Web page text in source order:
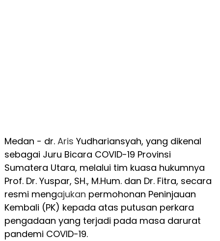
Medan - dr. Aris Yudhariansyah, yang dikenal
sebagai Juru Bicara COVID-19 Provinsi
Sumatera Utara, melalui tim kuasa hukumnya
Prof. Dr. Yuspar, SH., M.Hum. dan Dr. Fitra, secara
resmi mengajukan permohonan Peninjauan
Kembali (PK) kepada atas putusan perkara
pengadaan yang terjadi pada masa darurat
pandemi COVID-19.